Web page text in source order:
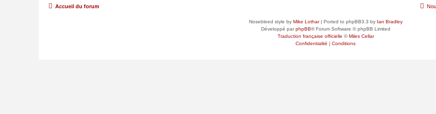
Accueil du forum
Nosebleed style by Mike Lothar| Ported to phpBB3.3 by Ian Bradley
Développé parphpBB® Forum Software © phpBB Limited
Traduction française officielle ©Miles Cellar
Confidentialité | Conditions